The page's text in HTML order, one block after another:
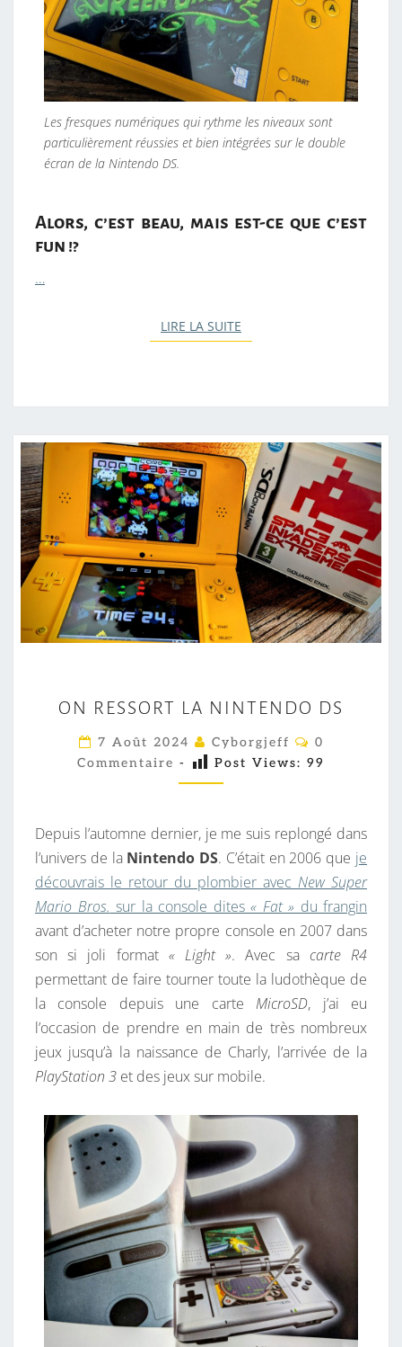
Les fresques numériques qui rythme les niveaux sont
particulièrement réussies et bien intégrées sur le double
écran de la Nintendo DS.
Alors, c’est beau, mais est-ce que c’est
fun !?
…
LIRE LA SUITE
N
R
E
S
O
R
T
L
A
N
I
N
T
E
N
D
S
ON RESSORT LA NINTENDO DS
7 Août 2024 Cyborgjeff
C
M
A
I
R
E
0
Commentaire - Post Views: 99
Depuis l’automne dernier, je me suis replongé dans
l’univers de la Nintendo DS. C’était en 2006 que je
découvrais le retour du plombier avec New Super
Mario Bros. sur la console dites « Fat » du frangin
avant d’acheter notre propre console en 2007 dans
son si joli format « Light ». Avec sa carte R4
permettant de faire tourner toute la ludothèque de
la console depuis une carteMicroSD, j’ai eu
l’occasion de prendre en main de très nombreux
jeux jusqu’à la naissance de Charly, l’arrivée de la
PlayStation 3 et des jeux sur mobile.